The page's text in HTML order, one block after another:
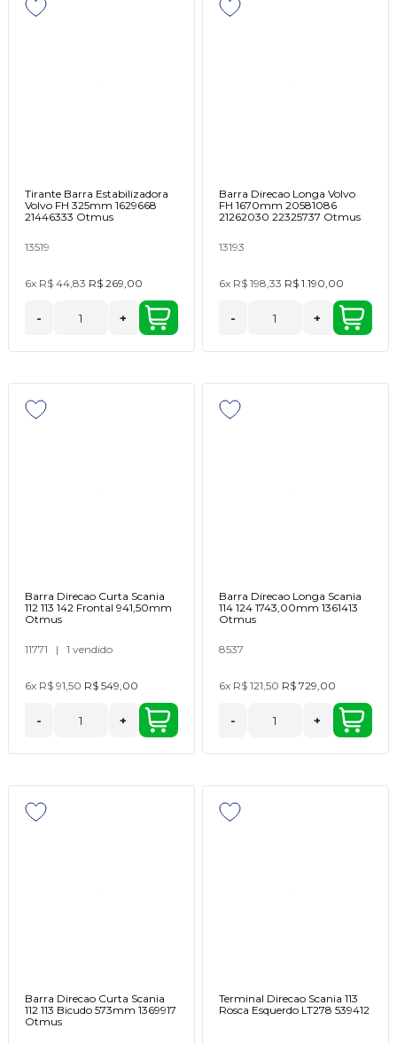
Tirante Barra Estabilizadora
Volvo FH 325mm 1629668
21446333 Otmus
13519
6x R$ 44,83 R$ 269,00
- +
Barra Direcao Longa Volvo
FH 1670mm 20581086
21262030 22325737 Otmus
13193
6x R$ 198,33 R$ 1.190,00
- +
Barra Direcao Curta Scania
112 113 142 Frontal 941,50mm
Otmus
11771 | 1 vendido
6x R$ 91,50 R$ 549,00
- +
Barra Direcao Longa Scania
114 124 1743,00mm 1361413
Otmus
8537
6x R$ 121,50 R$ 729,00
- +
Barra Direcao Curta Scania
112 113 Bicudo 573mm 1369917
Otmus
Terminal Direcao Scania 113
Rosca Esquerdo LT278 539412